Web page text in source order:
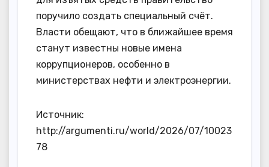
поручило создать специальный счёт.
Власти обещают, что в ближайшее время
станут известны новые имена
коррупционеров, особенно в
министерствах нефти и электроэнергии.
Источник:
http://argumenti.ru/world/2026/07/10023
78